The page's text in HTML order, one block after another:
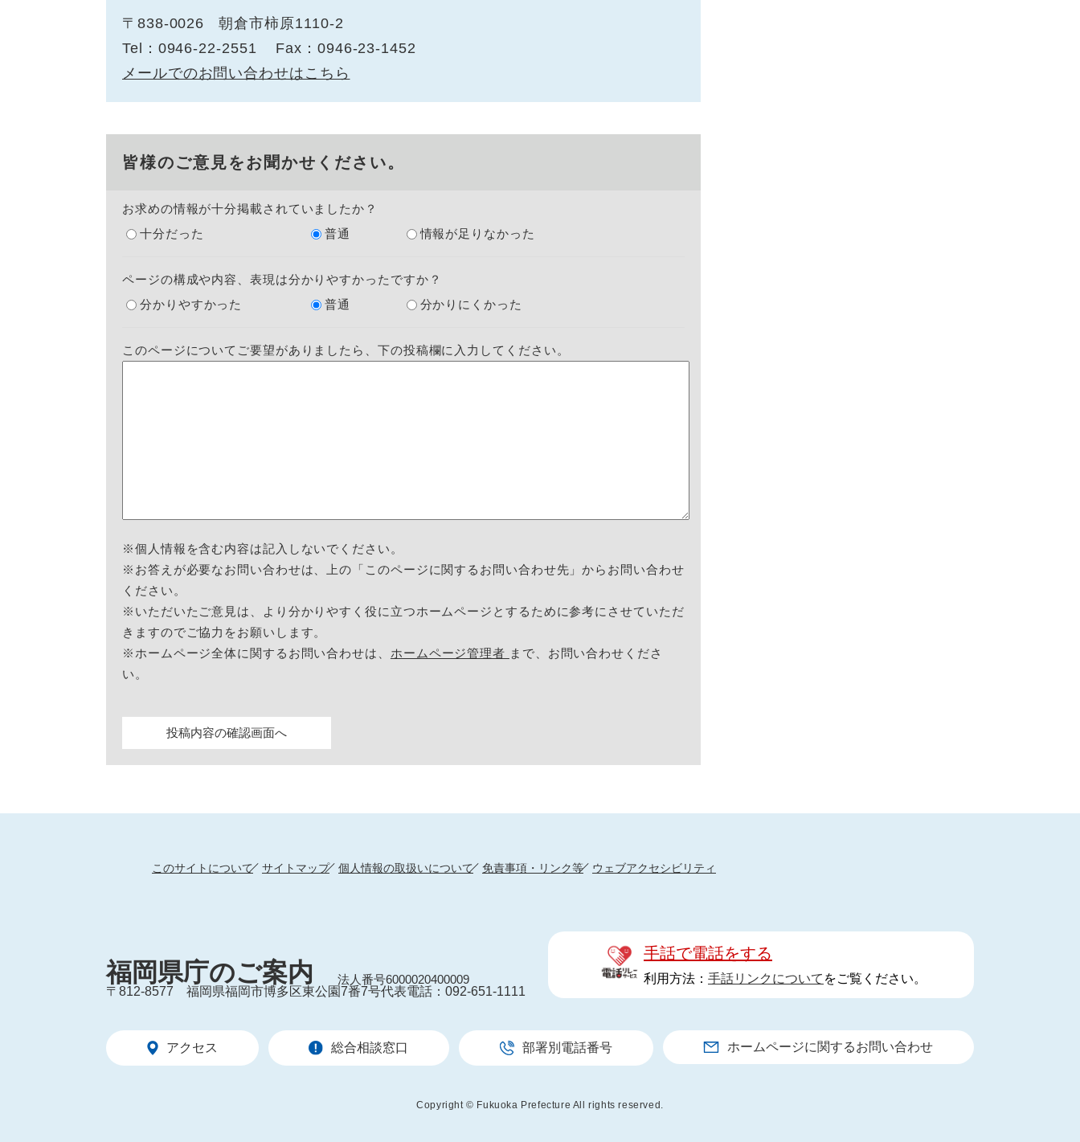
〒838-0026
朝倉市柿原1110-2
Tel：0946-22-2551
Fax：0946-23-1452
メールでのお問い合わせはこちら
皆様のご意見をお聞かせください。
お求めの情報が十分掲載されていましたか？
十分だった
普通 情報が足りなかった
ページの構成や内容、表現は分かりやすかったですか？
分かりやすかった
普通 分かりにくかった
このページについてご要望がありましたら、下の投稿欄に入力してください。
※個人情報を含む内容は記入しないでください。
※お答えが必要なお問い合わせは、上の「このページに関するお問い合わせ先」からお問い合わせ
ください。
※いただいたご意見は、より分かりやすく役に立つホームページとするために参考にさせていただ
きますのでご協力をお願いします。
※ホームページ全体に関するお問い合わせは、 ホームページ管理者 まで、お問い合わせくださ
い。
このサイトについて サイトマップ 個人情報の取扱いについて 免責事項・リンク等 ウェブアクセシビリティ
福岡県庁のご案内
法人番号6000020400009
〒812-8577
福岡県福岡市博多区東公園7番7号代表電話：092-651-1111
手話で電話をする
利用方法： 手話リンクについて をご覧ください。
アクセス 総合相談窓口 部署別電話番号 ホームページに関するお問い合わせ
Copyright © Fukuoka Prefecture All rights reserved.